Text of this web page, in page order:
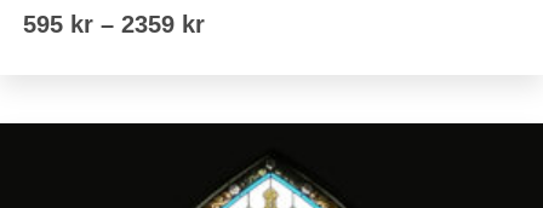
595 kr – 2359 krPrisintervall:
2359 kr